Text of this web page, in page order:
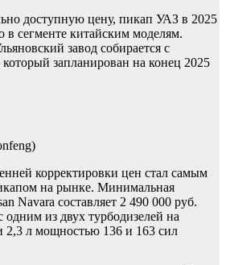
доступную цену, пикап УАЗ в 2025
в сегменте китайским моделям.
завод собирается с
запланирован на конец 2025
корректировки цен стал самым
на рынке. Минимальная
Navara составляет 2 490 000 руб.
из двух турбодизелей на
л мощностью 136 и 163 сил